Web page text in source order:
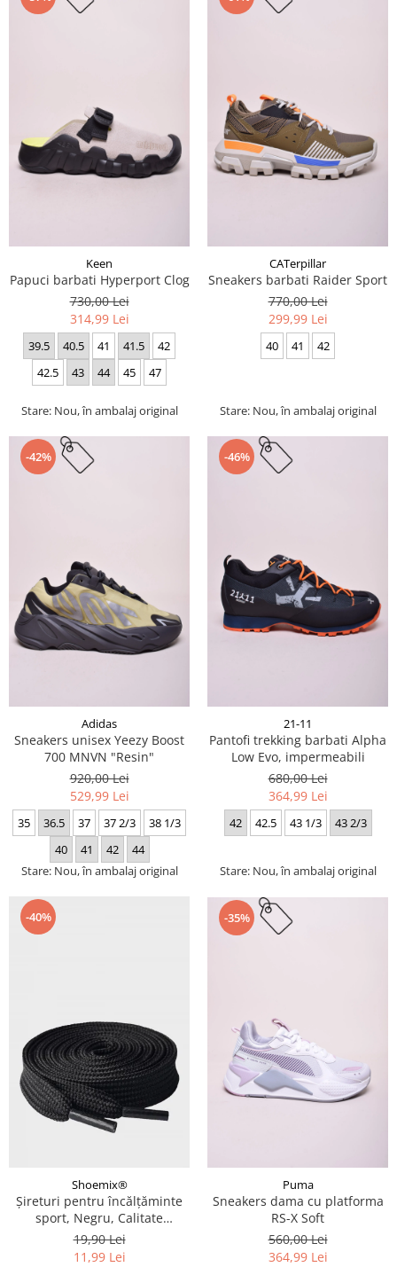
Keen
Papuci barbati Hyperport Clog
730,00 Lei
314,99 Lei
39.5 40.5 41 41.5
42
42.5
43 44 45 47
Stare: Nou, în ambalaj original
CATerpillar
Sneakers barbati Raider Sport
770,00 Lei
299,99 Lei
40 41 42
Stare: Nou, în ambalaj original
-42%
Adidas
Sneakers unisex Yeezy Boost
700 MNVN "Resin"
920,00 Lei
529,99 Lei
35 36.5 37 37 2/3
38 1/3
40
41 42
44
Stare: Nou, în ambalaj original
-46%
21-11
Pantofi trekking barbati Alpha
Low Evo, impermeabili
680,00 Lei
364,99 Lei
42 42.5 43 1/3 43 2/3
Stare: Nou, în ambalaj original
-40%
Shoemix®
Șireturi pentru încălțăminte
sport, Negru, Calitate
premium, 110 cm x 0.8 cm
19,90 Lei
11,99 Lei
-35%
Puma
Sneakers dama cu platforma
RS-X Soft
560,00 Lei
364,99 Lei